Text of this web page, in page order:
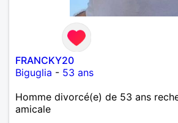
FRANCKY20
Biguglia - 53 ans
Homme divorcé(e) de 53 ans
amicale